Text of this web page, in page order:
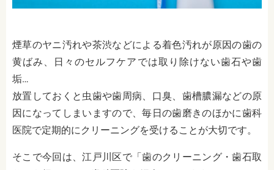
煙草のヤニ汚れや茶渋などによる着色汚れが原因の歯の
黄ばみ、日々のセルフケアでは取り除けない歯石や歯
垢…
放置しておくと虫歯や歯周病、口臭、歯槽膿漏などの原
因になってしまいますので、毎日の歯磨きのほかに歯科
医院で定期的にクリーニングを受けることが大切です。
そこで今回は、江戸川区で「歯のクリーニング・歯石取